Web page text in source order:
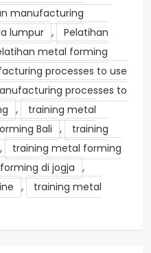
manufacturing
lumpur ,
Pelatihan
metal forming
processes to use
processes to
,
training metal
Bali ,
training
,
training metal forming
di jogja ,
,
training metal